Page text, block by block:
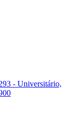
- Universitário,